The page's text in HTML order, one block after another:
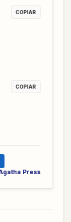
COPIAR
COPIAR
Press